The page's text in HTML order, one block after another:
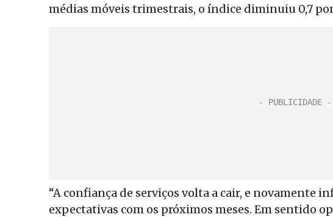
médias móveis trimestrais, o índice diminuiu 0,7
“A confiança de serviços volta a cair, e novamente
expectativas com os próximos meses. Em sentido